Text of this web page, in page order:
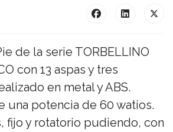
de la serie TORBELLINO
con 13 aspas y tres
en metal y ABS.
una potencia de 60 watios.
fijo y rotatorio pudiendo, con